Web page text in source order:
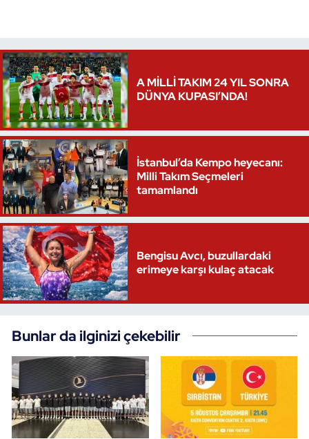
A MİLLİ TAKIM 24 YIL SONRA
DÜNYA KUPASI’NDA!
İstanbul’da Kempo heyecanı:
Milli Takım Seçmeleri
tamamlandı
Bengisu Avcı, buzullardaki
erimeye karşı kulaç atacak
Bunlar da ilginizi çekebilir
Voleybol
Vücut Geliştirme Fitness
Wushu Kungfu
Yelken
Yüzme